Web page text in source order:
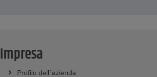
Impresa
Profilo dell´azienda